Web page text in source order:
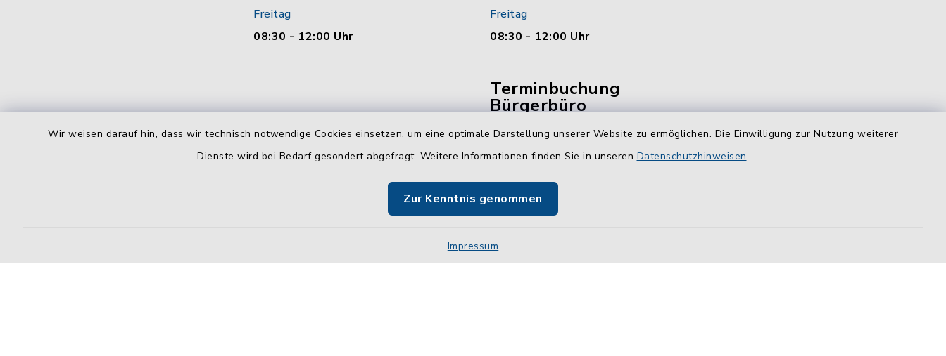
Wir weisen darauf hin, dass wir technisch notwendige Cookies einsetzen, um eine optimale Darstellung unserer Website zu ermöglichen. Die Einwilligung zur Nutzung weiterer
Dienste wird bei Bedarf gesondert abgefragt. Weitere Informationen finden Sie in unseren Datenschutzhinweisen.
Zur Kenntnis genommen
Impressum
Freitag
08:30 - 12:00 Uhr
Freitag
08:30 - 12:00 Uhr
Terminbuchung
Bürgerbüro
Vereinbaren Sie hier bequem
online Ihren Termin für das
Jetzt Termin buchen